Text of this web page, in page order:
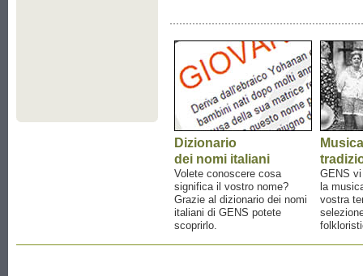
Dizionario
dei nomi italiani
Volete conoscere cosa
significa il vostro nome?
Grazie al dizionario dei nomi
italiani di GENS potete
scoprirlo.
Musica
GENS
la
vostra